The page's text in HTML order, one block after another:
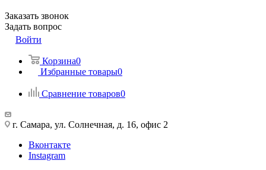
Заказать звонок
Задать вопрос
Войти
Корзина0
Избранные товары0
Сравнение товаров0
г. Самара, ул. Солнечная, д. 16, офис 2
Вконтакте
Instagram